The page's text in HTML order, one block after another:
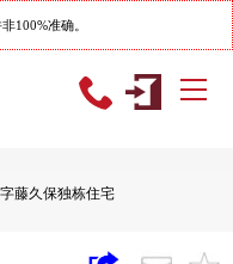
100%准确。
藤久保独栋住宅